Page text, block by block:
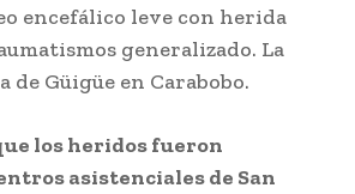
encefálico leve con herida
generalizado. La
de Güigüe en Carabobo.
los heridos fueron
asistenciales de San